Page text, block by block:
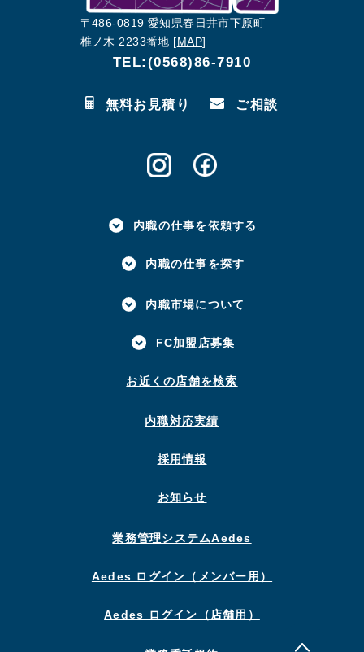
〒486-0819 愛知県春日井市下原町
椎ノ木 2233番地 [MAP]
TEL:(0568)86-7910
無料お見積り ご相談
内職の仕事を依頼する
内職の仕事を探す
内職市場について
FC加盟店募集
お近くの店舗を検索
内職対応実績
採用情報
お知らせ
業務管理システムAedes
Aedes ログイン（メンバー用）
Aedes ログイン（店舗用）